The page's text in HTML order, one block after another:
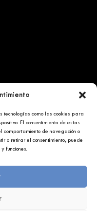
tecnologías como las cookies para
El consentimiento de estas
comportamiento de navegación o
o retirar el consentimiento, puede
funciones.
Obra Social Abanca